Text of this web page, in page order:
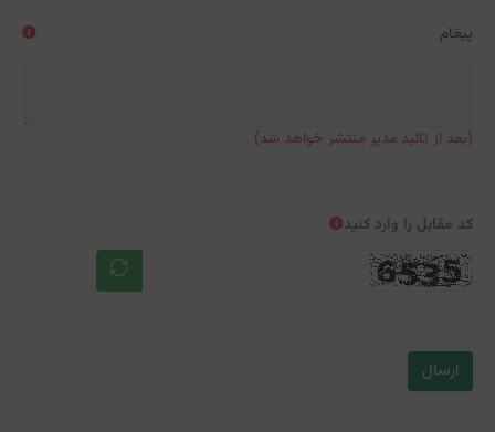
پیغام
(بعد از تائید مدیر منتشر خواهد شد)
کد مقابل را وارد کنید
ارسال